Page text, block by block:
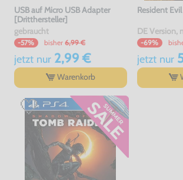
USB auf Micro USB Adapter
[Dritthersteller]
gebraucht
-57% bisher 6,99 €
jetzt nur2,99 €
Warenkorb
Resident
-69%
jetzt nur